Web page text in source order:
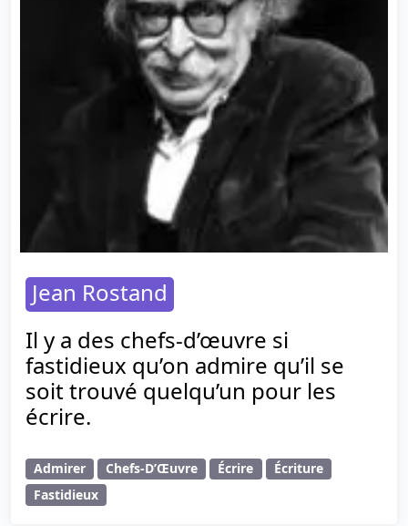
Jean Rostand
Il y a des chefs-d’œuvre si
fastidieux qu’on admire qu’il se
soit trouvé quelqu’un pour les
écrire.
Admirer Chefs-D’Œuvre Écrire
Écriture
Fastidieux